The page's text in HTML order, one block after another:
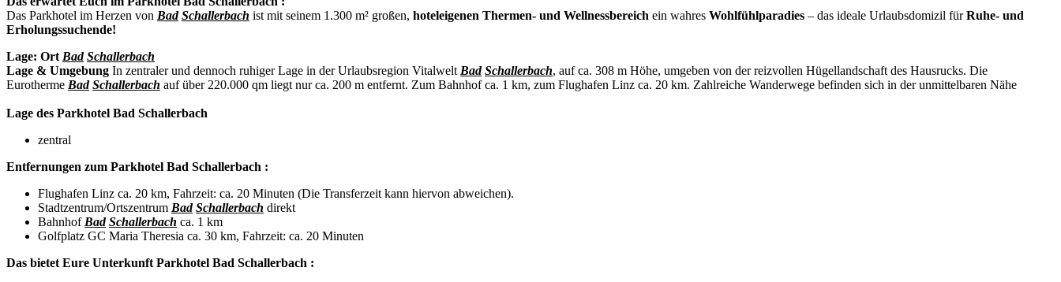
Das Parkhotel im Herzen von Bad Schallerbach ist mit seinem 1.300 m² großen, hoteleigenen Thermen- und Wellnessbereich ein wahres Wohlfühlparadies – das ideale Urlaubsdomizil fürRuhe- und
Erholungssuchende!
Lage: Ort Bad Schallerbach
Lage & Umgebung In zentraler und dennoch ruhiger Lage in der Urlaubsregion Vitalwelt Bad Schallerbach, auf ca. 308 m Höhe, umgeben von der reizvollen Hügellandschaft des Hausrucks. Die
Eurotherme Bad Schallerbach auf über 220.000 qm liegt nur ca. 200 m entfernt. Zum Bahnhof ca. 1 km, zum Flughafen Linz ca. 20 km. Zahlreiche Wanderwege befinden sich in der unmittelbaren Nähe
Lage des Parkhotel Bad Schallerbach
zentral
Entfernungen zum Parkhotel Bad Schallerbach :
Flughafen Linz ca. 20 km, Fahrzeit: ca. 20 Minuten (Die Transferzeit kann hiervon abweichen).
Stadtzentrum/Ortszentrum Bad Schallerbach direkt
Bahnhof Bad Schallerbach ca. 1 km
Golfplatz GC Maria Theresia ca. 30 km, Fahrzeit: ca. 20 Minuten
Das bietet Eure Unterkunft Parkhotel Bad Schallerbach :